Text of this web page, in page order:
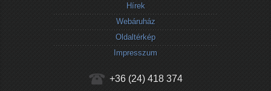
Hírek
Webáruház
Oldaltérkép
Impresszum
+36 (24) 418 374